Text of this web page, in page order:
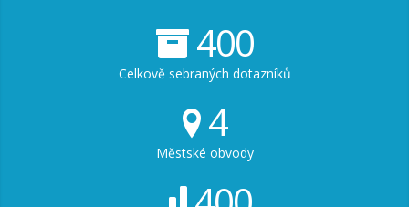
400
Celkově sebraných dotazníků
4
Městské obvody